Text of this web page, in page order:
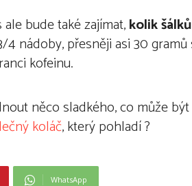
bude také zajímat,kolik
nádoby, přesněji asi 30
kofeinu.
něco sladkého, co může
koláč, který pohladí ?
WhatsApp